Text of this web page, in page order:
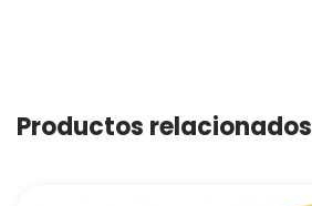
Productos relacionados